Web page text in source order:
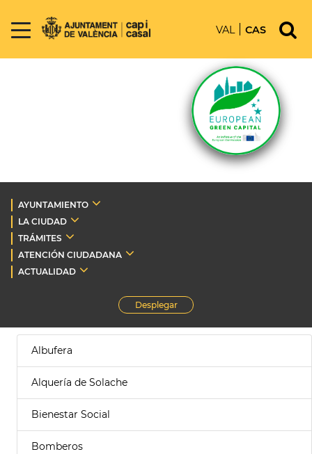
VAL CAS
AYUNTAMIENTO
LA CIUDAD
TRÁMITES
ATENCIÓN CIUDADANA
ACTUALIDAD
Desplegar
Albufera
Alquería de Solache
Bienestar Social
Bomberos